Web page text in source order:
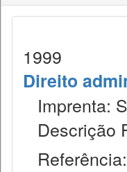
1999
Direito
Imprenta:
Descrição